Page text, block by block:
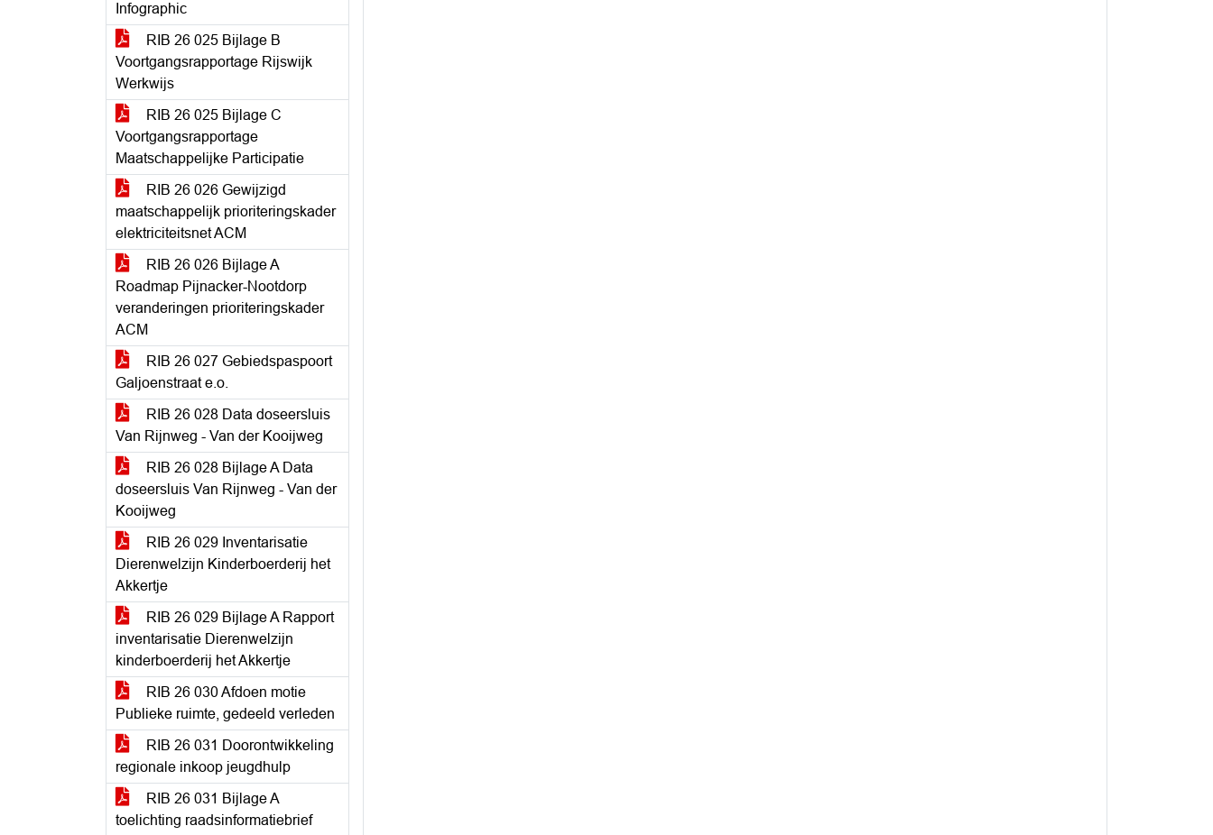
Infographic
RIB 26 025 Bijlage B
Voortgangsrapportage Rijswijk
Werkwijs
RIB 26 025 Bijlage C
Voortgangsrapportage
Maatschappelijke Participatie
RIB 26 026 Gewijzigd
maatschappelijk prioriteringskader
elektriciteitsnet ACM
RIB 26 026 Bijlage A
Roadmap Pijnacker-Nootdorp
veranderingen prioriteringskader
ACM
RIB 26 027 Gebiedspaspoort
Galjoenstraat e.o.
RIB 26 028 Data doseersluis
Van Rijnweg - Van der Kooijweg
RIB 26 028 Bijlage A Data
doseersluis Van Rijnweg - Van der
Kooijweg
RIB 26 029 Inventarisatie
Dierenwelzijn Kinderboerderij het
Akkertje
RIB 26 029 Bijlage A Rapport
inventarisatie Dierenwelzijn
kinderboerderij het Akkertje
RIB 26 030 Afdoen motie
Publieke ruimte, gedeeld verleden
RIB 26 031 Doorontwikkeling
regionale inkoop jeugdhulp
RIB 26 031 Bijlage A
toelichting raadsinformatiebrief